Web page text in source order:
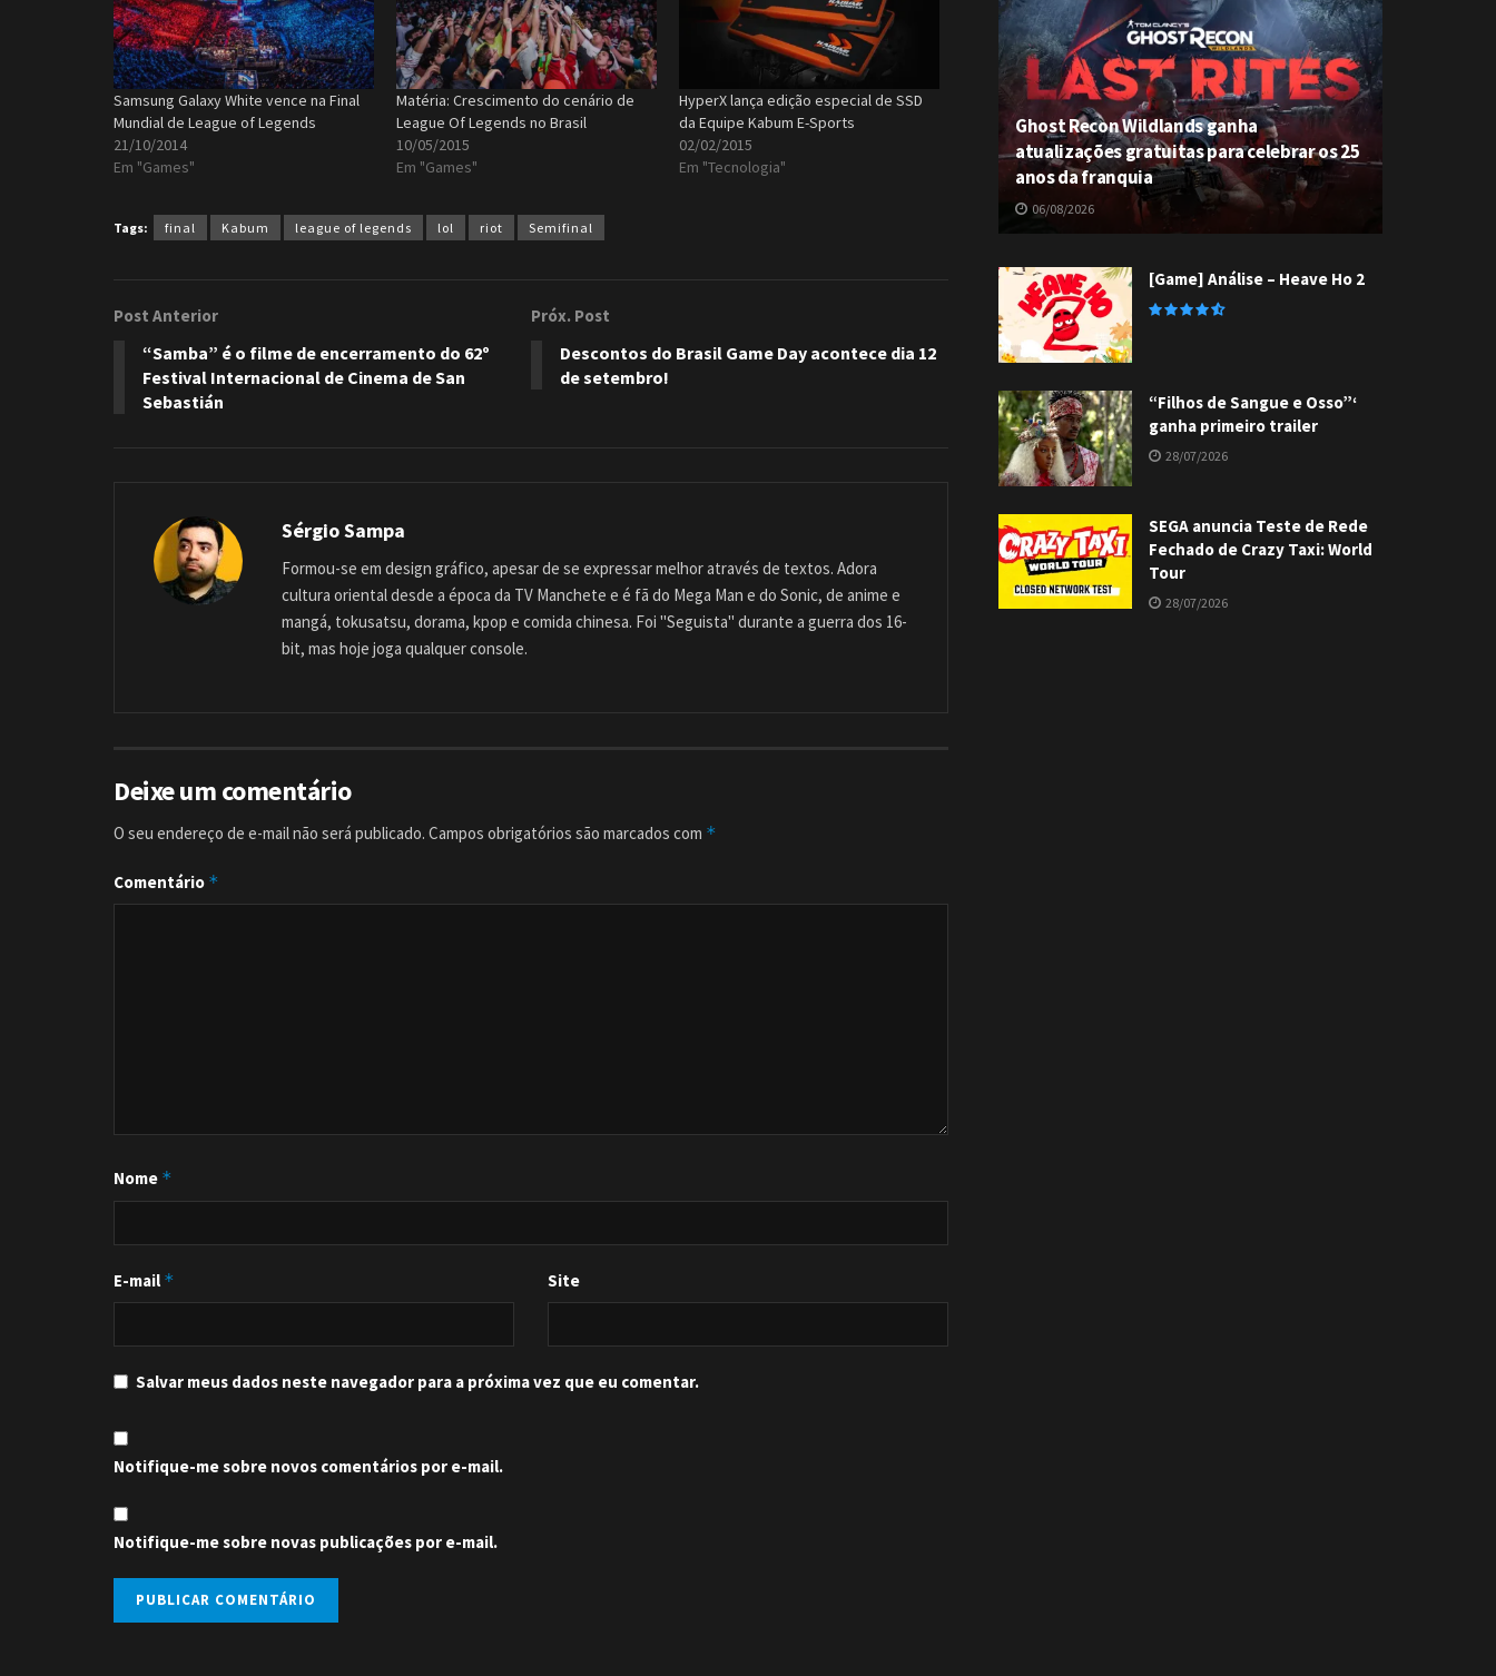
Samsung Galaxy White vence na Final
Mundial de League of Legends
21/10/2014
Em "Games"
Matéria: Crescimento do cenário de
League Of Legends no Brasil
10/05/2015
Em "Games"
HyperX lança edição especial de SSD
da Equipe Kabum E-Sports
02/02/2015
Em "Tecnologia"
Tags: final Kabum league of legends lol riot Semifinal
Post Anterior
“Samba” é o filme de encerramento do 62º
Festival Internacional de Cinema de San
Sebastián
Próx. Post
Descontos do Brasil Game Day acontece dia 12
de setembro!
Sérgio Sampa
Formou-se em design gráfico, apesar de se expressar melhor através de textos. Adora
cultura oriental desde a época da TV Manchete e é fã do Mega Man e do Sonic, de anime e
mangá, tokusatsu, dorama, kpop e comida chinesa. Foi "Seguista" durante a guerra dos 16-
bit, mas hoje joga qualquer console.
Deixe um comentário
O seu endereço de e-mail não será publicado. Campos obrigatórios são marcados com *
Comentário *
Nome *
E-mail * Site
Salvar meus dados neste navegador para a próxima vez que eu comentar.
Notifique-me sobre novos comentários por e-mail.
Notifique-me sobre novas publicações por e-mail.
Ghost Recon Wildlands ganha
atualizações gratuitas para celebrar os 25
anos da franquia
06/08/2026
[Game] Análise – Heave Ho 2
“Filhos de Sangue e Osso”‘
ganha primeiro trailer
28/07/2026
SEGA anuncia Teste de Rede
Fechado de Crazy Taxi: World
Tour
28/07/2026